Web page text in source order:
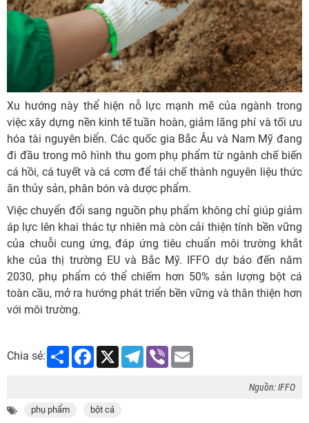
Xu hướng này thể hiện nỗ lực mạnh mẽ của ngành trong
việc xây dựng nền kinh tế tuần hoàn, giảm lãng phí và tối ưu
hóa tài nguyên biển. Các quốc gia Bắc Âu và Nam Mỹ đang
đi đầu trong mô hình thu gom phụ phẩm từ ngành chế biến
cá hồi, cá tuyết và cá cơm để tái chế thành nguyên liệu thức
ăn thủy sản, phân bón và dược phẩm.
Việc chuyển đổi sang nguồn phụ phẩm không chỉ giúp giảm
áp lực lên khai thác tự nhiên mà còn cải thiện tính bền vững
của chuỗi cung ứng, đáp ứng tiêu chuẩn môi trường khắt
khe của thị trường EU và Bắc Mỹ. IFFO dự báo đến năm
2030, phụ phẩm có thể chiếm hơn 50% sản lượng bột cá
toàn cầu, mở ra hướng phát triển bền vững và thân thiện hơn
với môi trường.
Chia sẻ: Share Facebook
X Telegram
Viber
Nguồn: IFFO
phụ phẩm bột cá